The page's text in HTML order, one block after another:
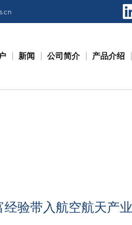
新闻 公司简介 产品介绍
验带入航空航天产业